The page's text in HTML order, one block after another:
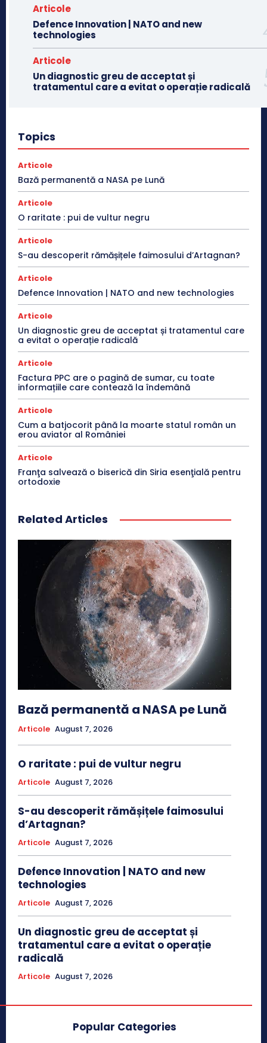
Articole
Defence Innovation | NATO and new
technologies
Articole
Un diagnostic greu de acceptat și
tratamentul care a evitat o operație radicală
Topics
Articole
Bază permanentă a NASA pe Lună
Articole
O raritate : pui de vultur negru
Articole
S-au descoperit rămășițele faimosului d’Artagnan?
Articole
Defence Innovation | NATO and new technologies
Articole
Un diagnostic greu de acceptat și tratamentul care
a evitat o operație radicală
Articole
Factura PPC are o pagină de sumar, cu toate
informațiile care contează la îndemână
Articole
Cum a batjocorit până la moarte statul român un
erou aviator al României
Articole
Franţa salvează o biserică din Siria esenţială pentru
ortodoxie
Related Articles
Bază permanentă a NASA pe Lună
Articole August 7, 2026
O raritate : pui de vultur negru
Articole August 7, 2026
S-au descoperit rămășițele faimosului
d’Artagnan?
Articole August 7, 2026
Defence Innovation | NATO and new
technologies
Articole August 7, 2026
Un diagnostic greu de acceptat și
tratamentul care a evitat o operație
radicală
Articole August 7, 2026
Popular Categories